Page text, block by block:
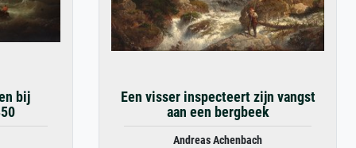
bij
Een visser inspecteert zijn vangst
aan een bergbeek
Andreas Achenbach